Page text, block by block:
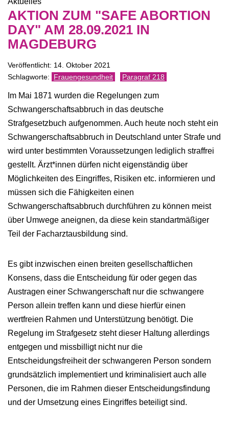
AKTION ZUM "SAFE ABORTION
DAY" AM 28.09.2021 IN
MAGDEBURG
Veröffentlicht: 14. Oktober 2021
Frauengesundheit Paragraf 218
Im Mai 1871 wurden die Regelungen zum
Schwangerschaftsabbruch in das deutsche
Strafgesetzbuch aufgenommen. Auch heute noch steht ein
Schwangerschaftsabbruch in Deutschland unter Strafe und
wird unter bestimmten Voraussetzungen lediglich straffrei
gestellt. Ärzt*innen dürfen nicht eigenständig über
Möglichkeiten des Eingriffes, Risiken etc. informieren und
müssen sich die Fähigkeiten einen
Schwangerschaftsabbruch durchführen zu können meist
über Umwege aneignen, da diese kein standartmäßiger
Teil der Facharztausbildung sind.
Es gibt inzwischen einen breiten gesellschaftlichen
Konsens, dass die Entscheidung für oder gegen das
Austragen einer Schwangerschaft nur die schwangere
Person allein treffen kann und diese hierfür einen
wertfreien Rahmen und Unterstützung benötigt. Die
Regelung im Strafgesetz steht dieser Haltung allerdings
entgegen und missbilligt nicht nur die
Entscheidungsfreiheit der schwangeren Person sondern
grundsätzlich implementiert und kriminalisiert auch alle
Personen, die im Rahmen dieser Entscheidungsfindung
und der Umsetzung eines Eingriffes beteiligt sind.